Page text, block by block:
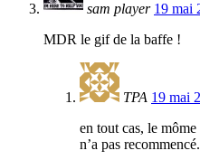
sam player 19 mai
MDR le gif de la baffe !
TPA 19 mai
en tout cas, le
n’a pas